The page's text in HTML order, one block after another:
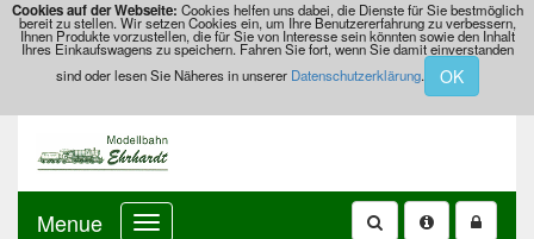
Cookies auf der Webseite: Cookies helfen uns dabei, die Dienste für Sie bestmöglich
bereit zu stellen. Wir setzen Cookies ein, um Ihre Benutzererfahrung zu verbessern,
Ihnen Produkte vorzustellen, die für Sie von Interesse sein könnten sowie den Inhalt
Ihres Einkaufswagens zu speichern. Fahren Sie fort, wenn Sie damit einverstanden
sind oder lesen Sie Näheres in unserer Datenschutzerklärung. OK
Menue